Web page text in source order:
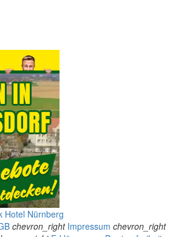
Hotel Nürnberg
chevron_right Impressum chevron_right